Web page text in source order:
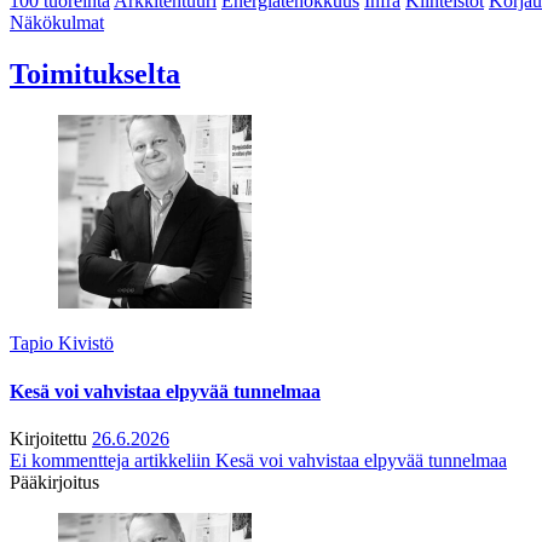
Näkökulmat
Toimitukselta
Tapio Kivistö
Kesä voi vahvistaa elpyvää tunnelmaa
Kirjoitettu 26.6.2026
Ei kommentteja artikkeliin Kesä voi vahvistaa elpyvää tunnelmaa
Pääkirjoitus